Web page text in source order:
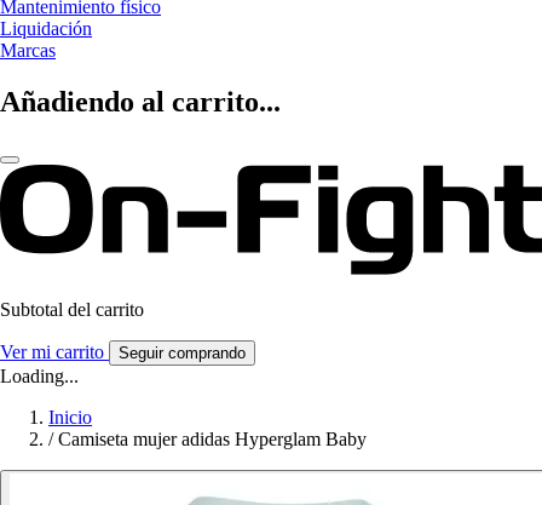
Mantenimiento físico
Liquidación
Marcas
Añadiendo al carrito...
Subtotal del carrito
Ver mi carrito Seguir comprando
Loading...
Inicio
/ Camiseta mujer adidas Hyperglam Baby